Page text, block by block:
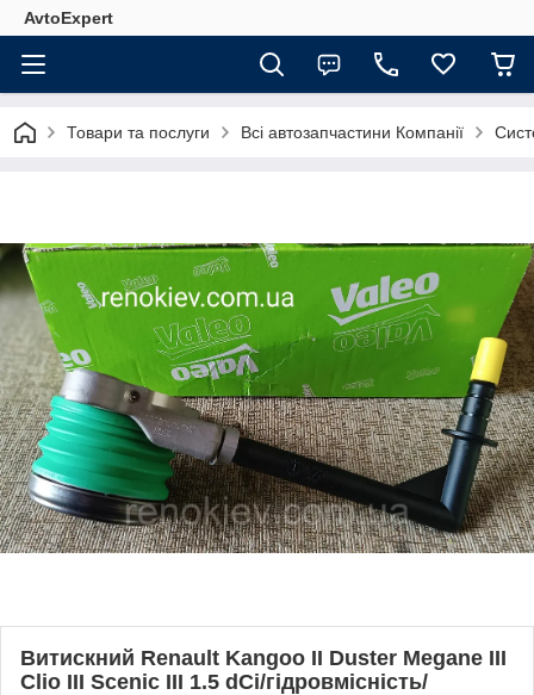
AvtoExpert
Товари та послуги Всі автозапчастини Компанії
Витискний Renault Kangoo II Duster Megane III
Clio III Scenic III 1.5 dCi/гідровмісність/